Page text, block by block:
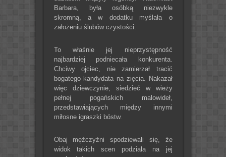
Barbara, była osóbką niezwykle
skromną, a w dodatku myślała o
założeniu ślubów czystości.
To właśnie jej nieprzystępność
najbardziej podniecała konkurenta.
Chciwy ojciec, nie zamierzał tracić
bogatego kandydata na zięcia. Nakazał
więc dziewczynie, siedzieć w wieży
pełnej pogańskich malowideł,
przedstawiających między innymi
miłosne igraszki bóstw.
Obaj mężczyźni spodziewali się, że
widok takich scen podziała na jej